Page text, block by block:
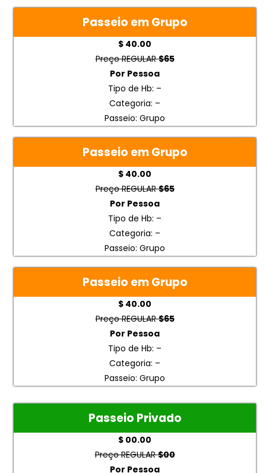
Passeio em Grupo
$ 40.00
Preço REGULAR$65
Por Pessoa
Tipo de Hb: –
Categoria: –
Passeio: Grupo
Passeio em Grupo
$ 40.00
Preço REGULAR$65
Por Pessoa
Tipo de Hb: –
Categoria: –
Passeio: Grupo
Passeio em Grupo
$ 40.00
Preço REGULAR$65
Por Pessoa
Tipo de Hb: –
Categoria: –
Passeio: Grupo
Passeio Privado
$ 00.00
Preço REGULAR$00
Por Pessoa